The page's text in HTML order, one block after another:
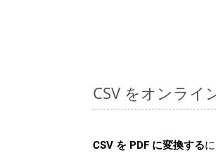
CSV をオンライ
CSV を PDF に変換する